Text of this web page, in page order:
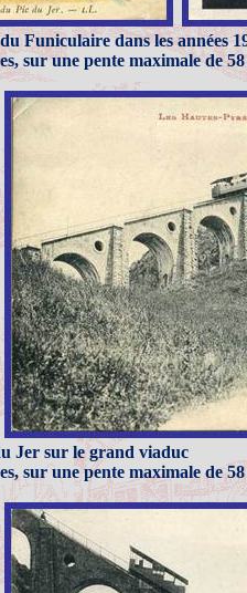
Funiculaire dans les années
sur une pente maximale de
Jer sur le grand viaduc
sur une pente maximale de